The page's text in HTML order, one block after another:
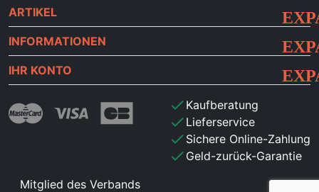
ARTIKEL
INFORMATIONEN
IHR KONTO
check Kaufberatung
check Lieferservice
check Sichere Online-Zahlung
check Geld-zurück-Garantie
Mitglied des Verbands